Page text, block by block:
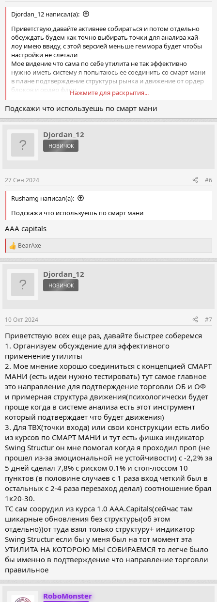
Djordan_12 написал(а):
Приветствую,давайте активнее собираться и потом отдельно
обсуждать будем как точно выбирать точки для анализа хай-
лоу имею ввиду, с этой версией меньше геммора будет чтобы
настройки не слетали
Мое видение что сама по себе утилита не так эффективно
нужно иметь систему я попытаюсь ее соединить со смарт мани
в плане подтверждение структуры рынка и движение от ордер
блоков и ордер флоу
Условно есть структура рынка по смар мани есть ордер блоки
накидываешь этот советник и показывает движения скрытой
симметрии, а по смарт мани у тебя выше например ордер блок
стоит и движение показывает вверх условно и вниз и уже
смотришь что цена дошла до ордер блока начинает
разворачиваться как показывает утилита и принимаешь
решение на вход с конструкцией ТВХ
Нажмите для раскрытия...
Подскажи что используешь по смарт мани
Djordan_12
НОВИЧОК
27 Сен 2024 #6
Rushamg написал(а):
Подскажи что используешь по смарт мани
AAA capitals
Р
е
а
и
BearAxe
Djordan_12
НОВИЧОК
10 Окт 2024 #7
Приветствую всех еще раз, давайте быстрее соберемся
1. Организуем обсуждение для эффективного
применение утилиты
2. Мое мнение хорошо соединиться с концепцией СМАРТ
МАНИ (есть идеи нужно тестировать) тут самое главное
это направление для подтверждение торговли ОБ и ОФ
и примерная структура движения(психологически будет
проще когда в системе анализа есть этот инструмент
который подтверждает что будет движения)
3. Для ТВХ(точки входа) или свои конструкции есть либо
из курсов по СМАРТ МАНИ и тут есть фишка индикатор
Swing Structur он мне помогал когда я проходил проп (не
прошел из-за эмоциональной не устойчивости) с -2,2% за
5 дней сделал 7,8% с риском 0.1% и стоп-лоссом 10
пунктов (в половине случаев с 1 раза вход четкий был в
остальных с 2-4 раза перезаход делал) соотношение брал
1к20-30.
ТС сам соорудил из курса 1.0 AAA.Сapitals(сейчас там
шикарные обновления без структуры(об этом
отдельно))от туда взял только структуру+ индикатор
Swing Structur если бы у меня был на тот момент эта
УТИЛИТА НА КОТОРОЮ МЫ СОБИРАЕМСЯ то легче было
бы именно в подтверждение что направление торговли
правильное
RoboMonster